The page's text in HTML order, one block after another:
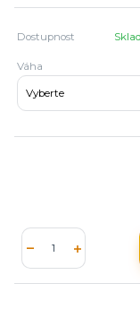
Dostupnost
Váha